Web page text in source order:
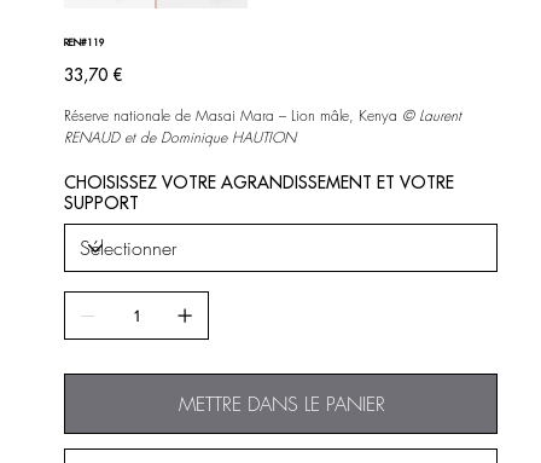
REN#119
Prix
33,70 €
Réserve nationale de Masai Mara – Lion mâle, Kenya © Laurent
RENAUD et de Dominique HAUTION
CHOISISSEZ VOTRE AGRANDISSEMENT ET VOTRE
SUPPORT
METTRE DANS LE PANIER